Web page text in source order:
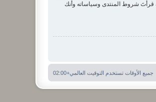
قرأتَ شروط المنتدى وسياساته وأنك
جميع الأوقات تستخدم التوقيت العالمي+02:00